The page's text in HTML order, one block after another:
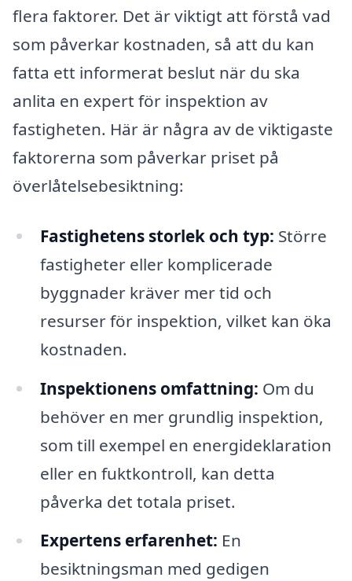
flera faktorer. Det är viktigt att förstå vad
som påverkar kostnaden, så att du kan
fatta ett informerat beslut när du ska
anlita en expert för inspektion av
fastigheten. Här är några av de viktigaste
faktorerna som påverkar priset på
överlåtelsebesiktning:
Fastighetens storlek och typ: Större
fastigheter eller komplicerade
byggnader kräver mer tid och
resurser för inspektion, vilket kan öka
kostnaden.
Inspektionens omfattning: Om du
behöver en mer grundlig inspektion,
som till exempel en energideklaration
eller en fuktkontroll, kan detta
påverka det totala priset.
Expertens erfarenhet: En
besiktningsman med gedigen